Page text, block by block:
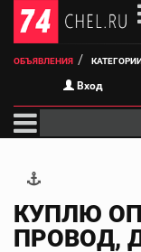
ОБЪЯВЛЕНИЯ
Вход
КУПЛЮ
ПРОВОД,